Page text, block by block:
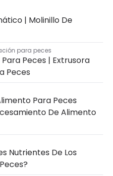
| Molinillo De
para peces
Peces | Extrusora
Peces
Para Peces
De Alimento
Nutrientes De Los